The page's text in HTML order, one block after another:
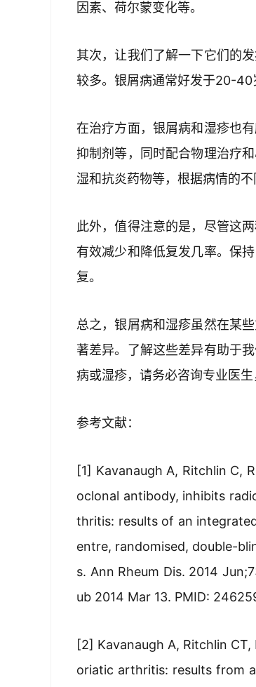
因素、荷尔蒙变化等。
其次，让我们了解一下它们的
较多。银屑病通常好发于20-40
在治疗方面，银屑病和湿疹也
抑制剂等，同时配合物理治疗
湿和抗炎药物等，根据病情的
此外，值得注意的是，尽管这
有效减少和降低复发几率。保
复。
总之，银屑病和湿疹虽然在某
著差异。了解这些差异有助于
病或湿疹，请务必咨询专业医
参考文献：
[1] Kavanaugh A, Ritchlin C,
oclonal antibody, inhibits
thritis: results of an
entre, randomised, double-
s. Ann Rheum Dis. 2014
ub 2014 Mar 13. PMID:
[2] Kavanaugh A, Ritchlin
oriatic arthritis: results from